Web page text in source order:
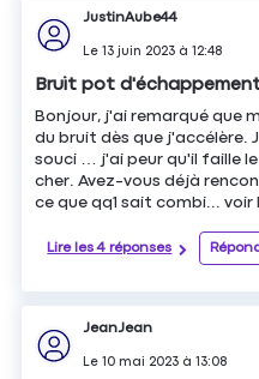
JustinAube44
Le13 juin 2023 à12:48
Bruit pot
Bonjour, j'ai remarqué que
du bruit dès que j'accélère.
souci … j'ai peur qu'il faille
cher. Avez-vous déjà
ce que qq1 sait combi...voir
Lire les 4 réponses
JeanJean
Le10 mai 2023 à13:08